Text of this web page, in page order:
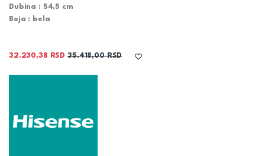
Dubina : 54,5 cm
Boja :
bela
32.230,38 RSD 35.418,00RSD